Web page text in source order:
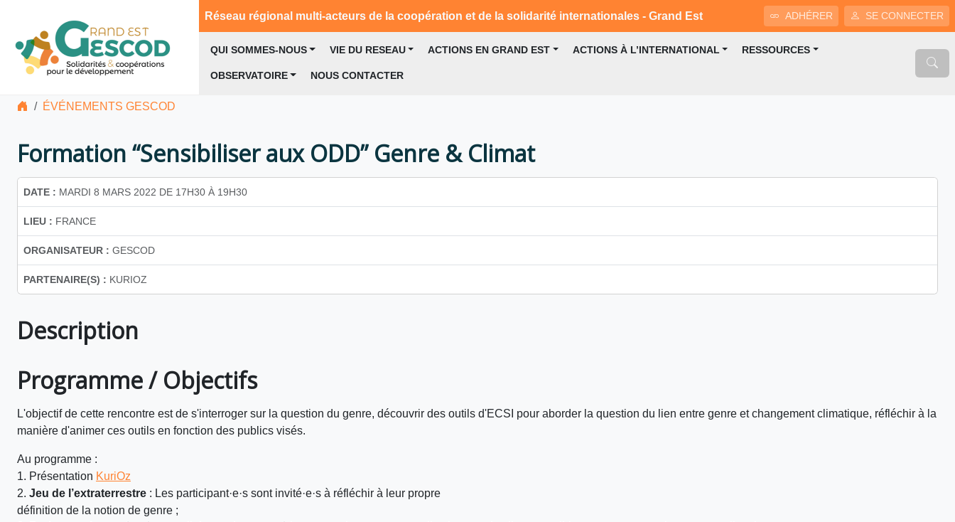
Réseau régional multi-acteurs de la coopération et de la solidarité internationales - Grand Est ADHÉRER SE CONNECTER
QUI SOMMES-NOUS VIE DU RESEAU ACTIONS EN GRAND EST ACTIONS À L’INTERNATIONAL RESSOURCES
OBSERVATOIRE NOUS CONTACTER
ÉVÉNEMENTS GESCOD
Formation “Sensibiliser aux ODD” Genre & Climat
DATE : MARDI 8 MARS 2022 DE 17H30 À 19H30
LIEU : FRANCE
ORGANISATEUR : GESCOD
PARTENAIRE(S) : KURIOZ
Description
Programme / Objectifs
L'objectif de cette rencontre est de s'interroger sur la question du genre, découvrir des outils d'ECSI pour aborder la question du lien entre genre et changement climatique, réfléchir à la
manière d'animer ces outils en fonction des publics visés.
Au programme :
1. Présentation KuriOz
2. Jeu de l’extraterrestre : Les participant·e·s sont invité·e·s à réfléchir à leur propre
définition de la notion de genre ;